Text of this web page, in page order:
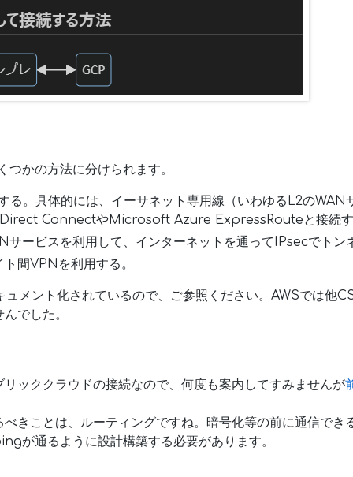
かの方法に分けられます。
る。具体的には、イーサネット専用線（いわゆるL2のWAN
Direct ConnectやMicrosoft Azure ExpressRouteと接続
サービスを利用して、インターネットを通ってIPsecでトン
間VPNを利用する。
ュメント化されているので、ご参照ください。AWSでは他
でした。
ッククラウドの接続なので、何度も案内してすみませんが
きことは、ルーティングですね。暗号化等の前に通信でき
が通るように設計構築する必要があります。